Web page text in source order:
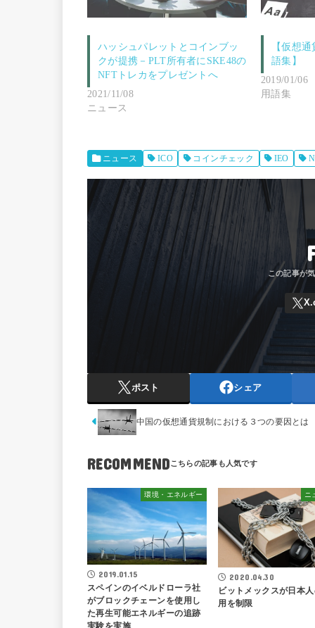
ハッシュパレットとコインブッ
クが提携－PLT所有者にSKE48の
NFTトレカをプレゼントへ
2021/11/08
ニュース
【仮想
語集】
2019/01/06
用語集
ニュース ICO コインチェック IEO
ポスト シェア
中国の仮想通貨規制における３つの要因とは
RECOMMEND
環境・エネルギー
2019.01.15
スペインのイベルドローラ社
がブロックチェーンを使用し
た再生可能エネルギーの追跡
ニ
2020.04.30
ビットメックスが日本
用を制限